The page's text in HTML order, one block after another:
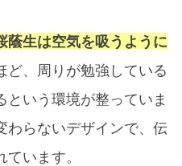
蔭生は空気を吸うように
ど、周りが勉強している
という環境が整っていま
わらないデザインで、伝
います。